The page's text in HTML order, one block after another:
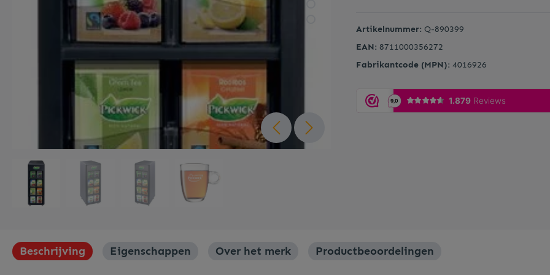
Meubilair Onderzetters
Roerstaafjes Serveerplanken
Whisky accessoires
Artikelnummer: Q-890399
EAN: 8711000356272
Fabrikantcode (MPN): 4016926
Beschrijving Eigenschappen Over het merk Productbeoordelingen